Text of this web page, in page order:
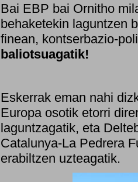
Bai EBP bai Ornitho
behaketekin laguntzen
finean, kontserbazio-
baliotsuagatik!
Eskerrak eman nahi
Europa osotik etorri
laguntzagatik, eta
Catalunya-La Pedrera
erabiltzen uzteagatik.